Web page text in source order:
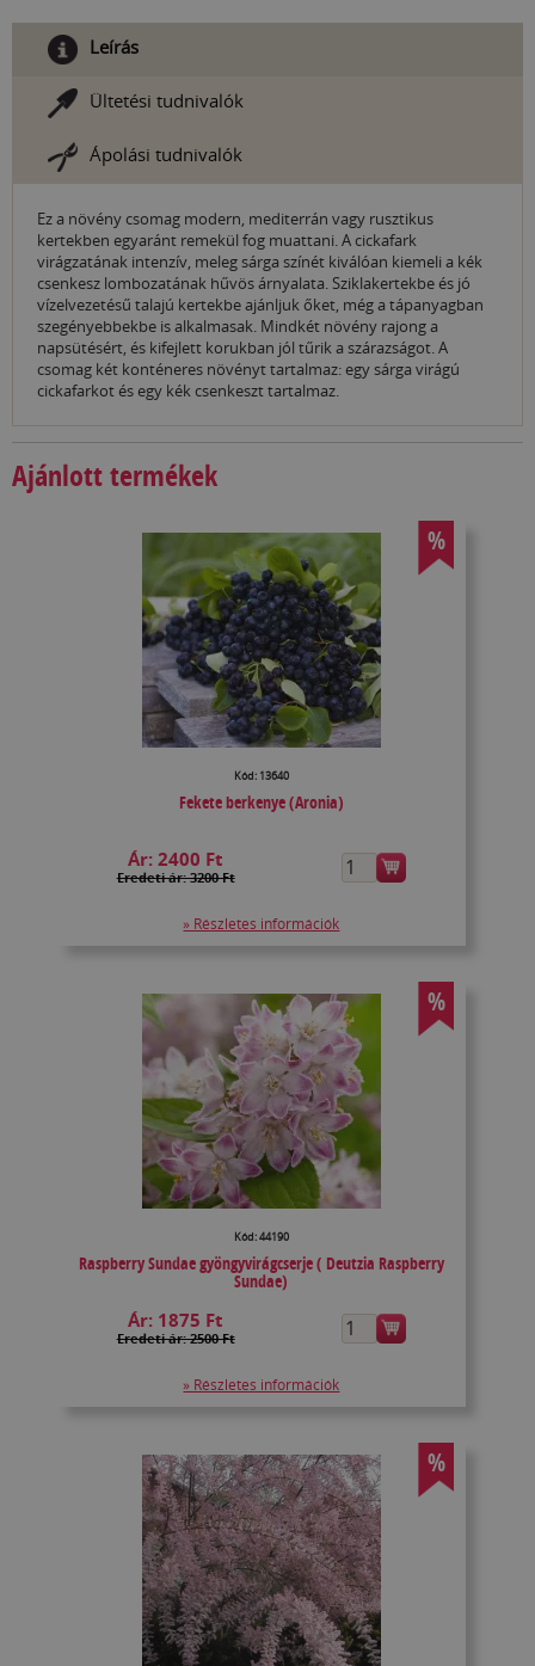
Leírás
Ültetési tudnivalók
Ápolási tudnivalók
Ez a növény csomag modern, mediterrán vagy rusztikus
kertekben egyaránt remekül fog muattani. A cickafark
virágzatának intenzív, meleg sárga színét kiválóan kiemeli a kék
csenkesz lombozatának hűvös árnyalata. Sziklakertekbe és jó
vízelvezetésű talajú kertekbe ajánljuk őket, még a tápanyagban
szegényebbekbe is alkalmasak. Mindkét növény rajong a
napsütésért, és kifejlett korukban jól tűrik a szárazságot. A
csomag két konténeres növényt tartalmaz: egy sárga virágú
cickafarkot és egy kék csenkeszt tartalmaz.
Ajánlott termékek
%
Kód: 13640
Fekete berkenye (Aronia)
Ár:2400 Ft
Eredeti ár: 3200 Ft
» Részletes információk
%
Kód: 44190
Raspberry Sundae gyöngyvirágcserje ( Deutzia Raspberry
Sundae)
Ár: 1875 Ft
Eredeti ár: 2500 Ft
» Részletes információk
%